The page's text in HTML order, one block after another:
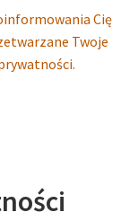
Cię
Twoje